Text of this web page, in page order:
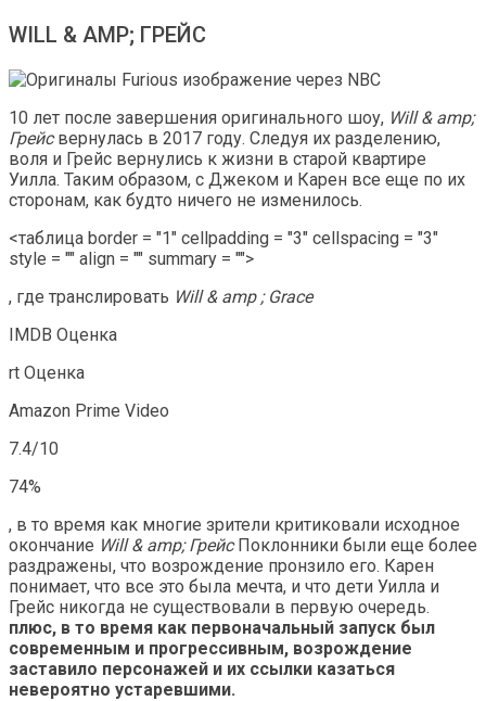
WILL & AMP; ГРЕЙС
изображение через NBC
10 лет после завершения оригинального шоу, Will & amp;
Грейсвернулась в 2017 году. Следуя их разделению,
воля и Грейс вернулись к жизни в старой квартире
Уилла. Таким образом, с Джеком и Карен все еще по их
сторонам, как будто ничего не изменилось.
<таблица border = "1" cellpadding = "3" cellspacing = "3"
style = "" align = "" summary = "">
, где транслировать Will & amp ; Grace
IMDB Оценка
rt Оценка
Amazon Prime Video
7.4/10
74%
, в то время как многие зрители критиковали исходное
окончание Will & amp; ГрейсПоклонники были еще более
раздражены, что возрождение пронзило его. Карен
понимает, что все это была мечта, и что дети Уилла и
Грейс никогда не существовали в первую очередь.
плюс, в то время как первоначальный запуск был
современным и прогрессивным, возрождение
заставило персонажей и их ссылки казаться
невероятно устаревшими.